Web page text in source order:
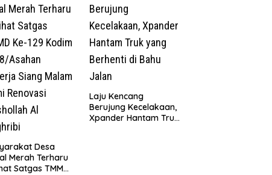
Desa
Merah Terharu
Satgas TMMD
Laju Kencang
Berujung Kecelakaan,
Xpander Hantam Truk